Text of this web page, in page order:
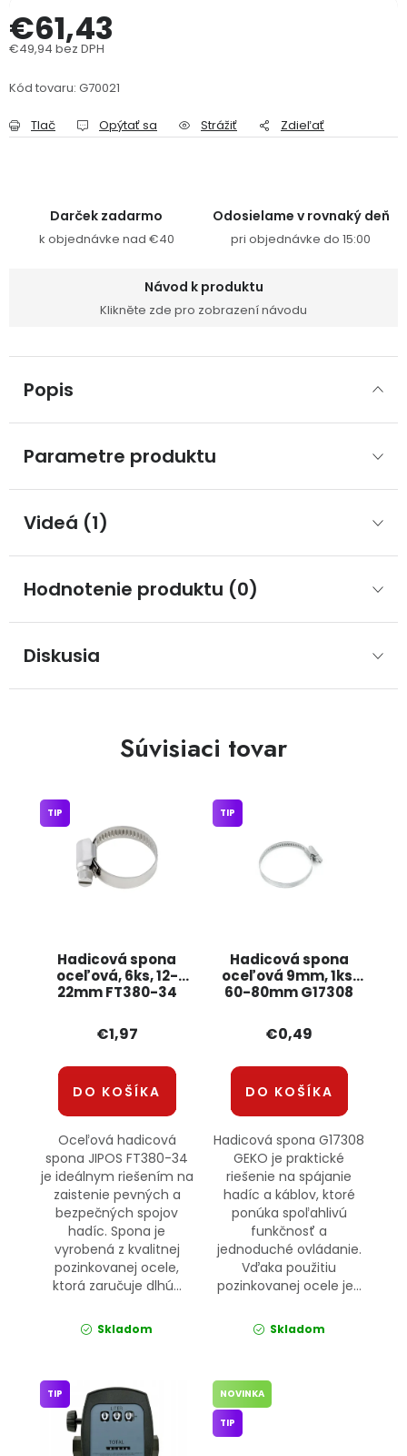
Přihlášení
€61,43
€49,94 bez DPH
Kód tovaru: G70021
Tlač Opýtať sa Strážiť Zdieľať
Darček zadarmo
k objednávke nad €40
Odosielame v rovnaký deň
pri objednávke do 15:00
Návod k produktu
Klikněte zde pro zobrazení návodu
Popis
Parametre produktu
Videá (1)
Hodnotenie produktu (0)
Diskusia
Súvisiaci tovar
Hadicová spona
oceľová, 6ks, 12-
22mm FT380-34
TIP
€1,97
DO KOŠÍKA
Oceľová hadicová
spona JIPOS FT380-34
je ideálnym riešením na
zaistenie pevných a
bezpečných spojov
hadíc. Spona je
vyrobená z kvalitnej
pozinkovanej ocele,
ktorá zaručuje dlhú...
Skladom
Hadicová spona
oceľová 9mm, 1ks,
60-80mm G17308
TIP
€0,49
DO KOŠÍKA
Hadicová spona G17308
GEKO je praktické
riešenie na spájanie
hadíc a káblov, ktoré
ponúka spoľahlivú
funkčnosť a
jednoduché ovládanie.
Vďaka použitiu
pozinkovanej ocele je...
Skladom
TIP NOVINKA
TIP